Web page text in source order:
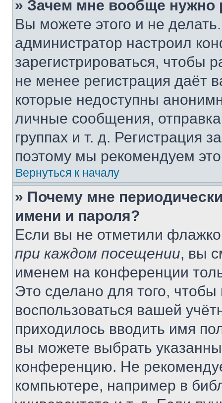
» Зачем мне вообще нужно
Вы можете этого и не
администратор настроил
зарегистрироваться, чтобы
не менее регистрация даёт
которые недоступны
личные сообщения,
группах и т. д. Регистрация
поэтому мы рекомендуем
Вернуться к началу
» Почему мне
имени и пароля?
Если вы не отметили
при каждом посещении, вы
именем на конференции
Это сделано для того, чтобы
воспользоваться вашей
приходилось вводить имя
вы можете выбрать
конференцию. Не
компьютере, например в